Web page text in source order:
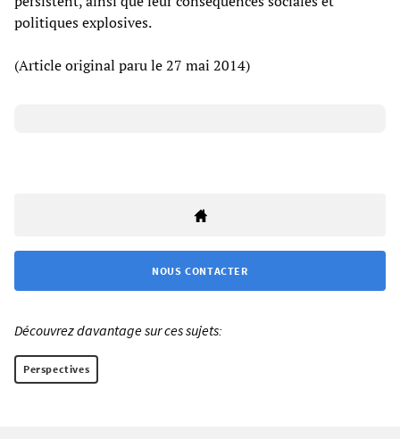
politiques explosives.
(Article original paru le 27 mai 2014)
NOUS CONTACTER
Découvrez davantage sur ces sujets:
Perspectives